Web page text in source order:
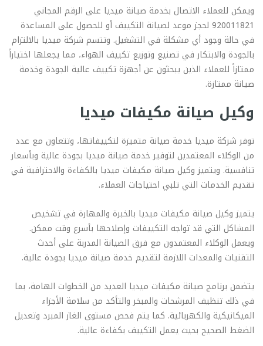
ويمكن للعملاء الاتصال بخدمة صيانة ميديا على الرقم المجاني
920011821 لحجز موعد لصيانة التكييف أو للحصول على المساعدة
في حالة وجود أي مشكلة في التشغيل. وتتسم شركة ميديا بالالتزام
بالجودة والابتكار في تصنيع وتوزيع تكييف الهواء، مما يجعلها اختياراً
ممتازاً للعملاء الذين يبحثون عن أجهزة تكييف عالية الجودة وخدمة
صيانة ممتازة.
وكيل صيانة مكيفات ميديا
توفر شركة ميديا خدمة صيانة متميزة لتكييفاتها، وتتعاون مع عدد
من الوكلاء المعتمدين لتوفير خدمة صيانة ميديا بجودة عالية وبأسعار
تنافسية. ويتميز وكيل صيانة مكيفات ميديا بالكفاءة والاحترافية في
تقديم الخدمات التي تلبي احتياجات العملاء.
يتميز وكيل صيانة مكيفات ميديا بالخبرة والمهارة في تشخيص
المشاكل التي قد تواجه التكييفات وإصلاحها بأسرع وقت ممكن.
ويعمل الوكلاء المعتمدون مع فرق الصيانة المدربة على أحدث
التقنيات والمعدات اللازمة لتقديم خدمة صيانة ميديا بجودة عالية.
يتضمن برنامج صيانة مكيفات ميديا العديد من الخطوات الهامة، بما
في ذلك تنظيف المرشحات والمبخر والتأكد من سلامة الأجزاء
الميكانيكية والكهربائية. كما يتم فحص مستوى الغاز المبرد وتعديل
الضغط الصحيح بحيث يعمل التكييف بكفاءة عالية.